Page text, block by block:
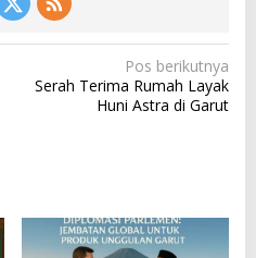
Pos berikutnya
Serah Terima Rumah Layak
Huni Astra di Garut